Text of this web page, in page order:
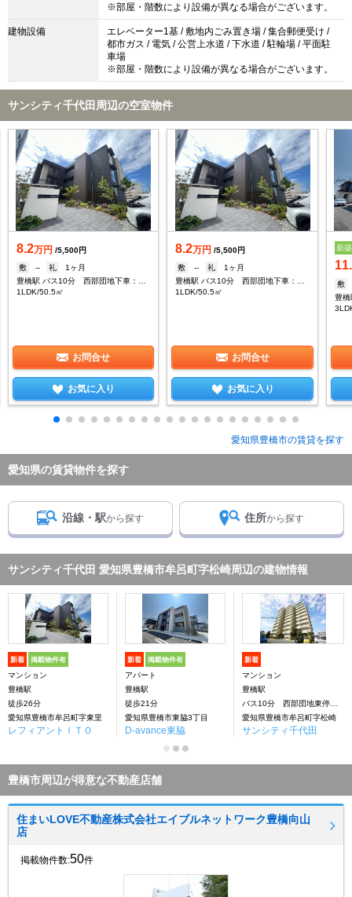
※部屋・階数により設備が異なる場合がございます。
建物設備
エレベーター1基 / 敷地内ごみ置き場 / 集合郵便受け /
都市ガス / 電気 / 公営上水道 / 下水道 / 駐輪場 / 平面駐
車場
※部屋・階数により設備が異なる場合がございます。
サンシティ千代田周辺の空室物件
8.2万円 /5,500円
敷
-- 礼
1ヶ月
1LDK/50.5㎡
お問合せ
お気に入り
8.2万円 /5,500円
敷
-- 礼
1ヶ月
1LDK/50.5㎡
お問合せ
お気に入り
新築
敷
豊
愛知県豊橋市の賃貸を探す
愛知県の賃貸物件を探す
沿線・駅から探す 住所から探す
サンシティ千代田 愛知県豊橋市牟呂町字松崎周辺の建物情報
新着 掲載物件有
マンション
豊橋駅
徒歩26分
愛知県豊橋市牟呂町字東里
レフィアントＩＴＯ
新着 掲載物件有
アパート
豊橋駅
徒歩21分
愛知県豊橋市東脇3丁目
D-avance東脇
新着
マンション
豊橋駅
バス10分 西部団地東停下車：停歩2分
愛知県豊橋市牟呂町字松崎
サンシティ千代田
豊橋市周辺が得意な不動産店舗
住まいLOVE不動産株式会社エイブルネットワーク豊橋向山
店
掲載物件数:50件